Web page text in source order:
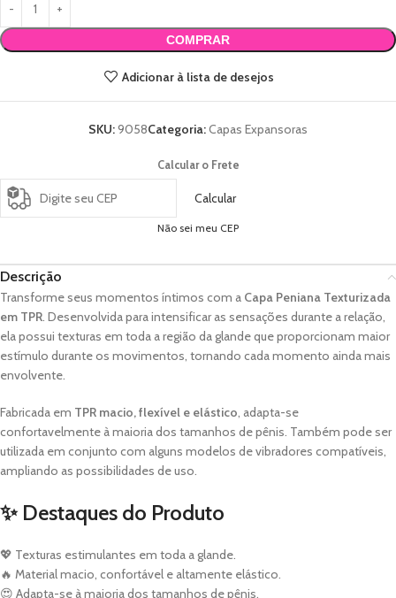
COMPRAR
Adicionar à lista de desejos
SKU:9058Categoria:Capas Expansoras
Calcular o Frete
Calcular
Não sei meu CEP
Descrição
Transforme seus momentos íntimos com a Capa Peniana Texturizada
em TPR . Desenvolvida para intensificar as sensações durante a relação,
ela possui texturas em toda a região da glande que proporcionam maior
estímulo durante os movimentos, tornando cada momento ainda mais
envolvente.
Fabricada em TPR macio, flexível e elástico , adapta-se
confortavelmente à maioria dos tamanhos de pênis. Também pode ser
utilizada em conjunto com alguns modelos de vibradores compatíveis,
ampliando as possibilidades de uso.
✨ Destaques do Produto
💖 Texturas estimulantes em toda a glande.
🔥 Material macio, confortável e altamente elástico.
😍 Adapta-se à maioria dos tamanhos de pênis.